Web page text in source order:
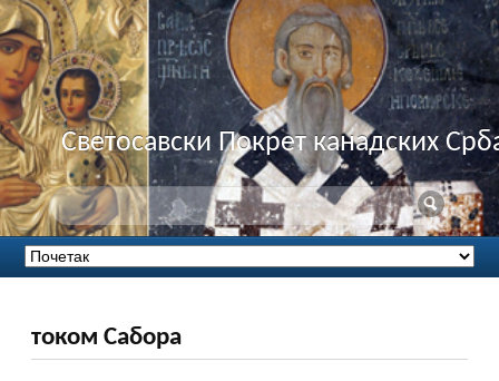
Светосавски Покрет канадских
током Сабора